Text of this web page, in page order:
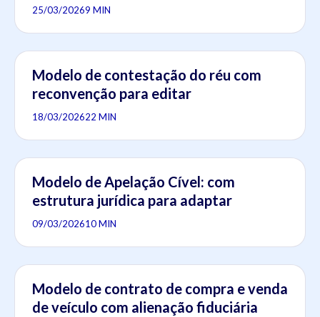
25/03/20269 MIN
Modelo de contestação do réu com
reconvenção para editar
18/03/202622 MIN
Modelo de Apelação Cível: com
estrutura jurídica para adaptar
09/03/202610 MIN
Modelo de contrato de compra e venda
de veículo com alienação fiduciária